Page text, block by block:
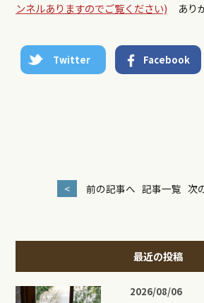
ンネルありますのでご覧ください) あり
Twitter Facebook
< 前の記事へ 記事一覧 次
最近の投稿
2026/08/06